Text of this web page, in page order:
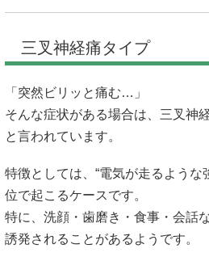
三叉神経痛タイプ
「突然ビリッと痛む…」
そんな症状がある場合は、三叉神
と言われています。
特徴としては、“電気が走るような
位で起こるケースです。
特に、洗顔・歯磨き・食事・会話
誘発されることがあるようです。